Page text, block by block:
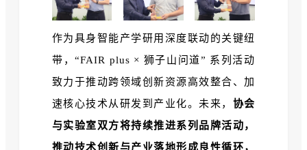
作为具身智能产学研用深度联动的关键纽
带，“FAIR plus × 狮子山问道” 系列活动
致力于推动跨领域创新资源高效整合、加
速核心技术从研发到产业化。未来， 协会
与实验室双方将持续推进系列品牌活动，
推动技术创新与产业落地形成良性循环，